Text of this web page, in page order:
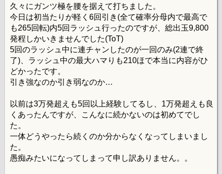
久々にガンツ極を腰を据えて打ちました。
今日は初当たりが軽く6回引き(全て確率分母内で最高で
も265回転)内5回ラッシュ行ったのですが、総出玉9,800
発程しかいきませんでした(ToT)
5回のラッシュ中に連チャンしたのが一回のみ(2連で終
了)、ラッシュ中の最大ハマりも210ほで本当に内容がひ
どかったです。
引き強なのか引き弱なのか…
以前は3万発超えも5回以上経験してるし、1万発超えも良
くあったんですが、こんなに続かないのは初めてでし
た。
一体どうやったら続くのか分からなくなってしまいまし
た。
愚痴みたいになってしまって申し訳ありません。。